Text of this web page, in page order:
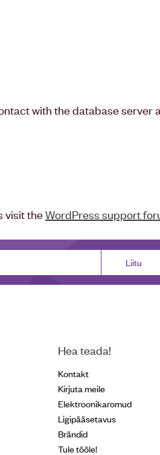
with the database server
visit theWordPress support
Liitu
Hea teada!
Kontakt
Kirjuta meile
Elektroonikaromud
Ligipääsetavus
Brändid
Tule tööle!